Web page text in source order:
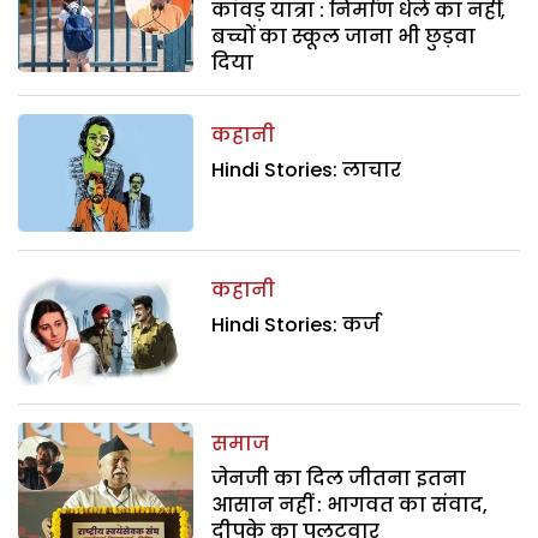
कांवड़ यात्रा : निर्माण धेले का नहीं,
बच्चों का स्कूल जाना भी छुड़वा
दिया
कहानी
Hindi Stories: लाचार
कहानी
Hindi Stories: कर्ज
समाज
जेनजी का दिल जीतना इतना
आसान नहीं : भागवत का संवाद,
दीपके का पलटवार